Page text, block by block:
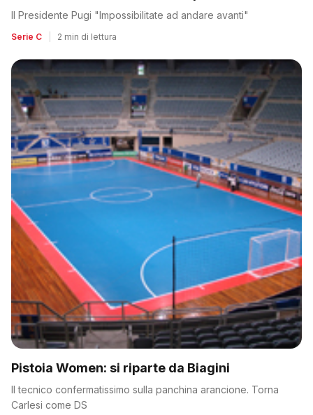
Il Presidente Pugi "Impossibilitate ad andare avanti"
Serie C 2 min di lettura
Pistoia Women: si riparte da Biagini
Il tecnico confermatissimo sulla panchina arancione. Torna
Carlesi come DS